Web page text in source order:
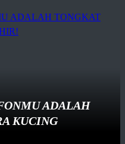
ADALAH
KUCING